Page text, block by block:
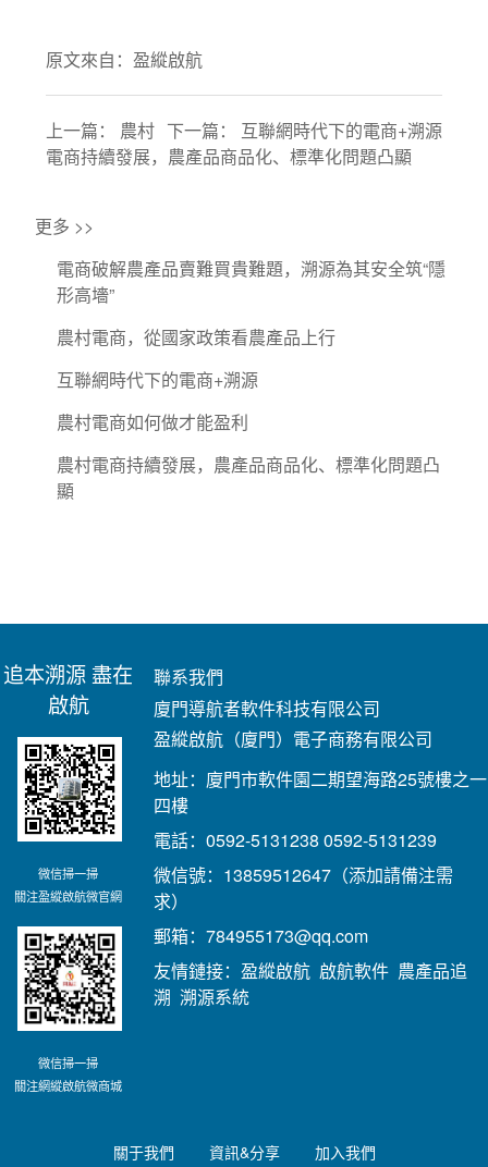
原文來自：盈縱啟航
下一篇： 互聯網時代下的電商+溯源
上一篇： 農村
電商持續發展，農產品商品化、標準化問題凸顯
更多 >>
電商破解農產品賣難買貴難題，溯源為其安全筑“隱
形高墻”
農村電商，從國家政策看農產品上行
互聯網時代下的電商+溯源
農村電商如何做才能盈利
農村電商持續發展，農產品商品化、標準化問題凸
顯
追本溯源 盡在
啟航
微信掃一掃
關注盈縱啟航微官網
微信掃一掃
關注網縱啟航微商城
聯系我們
廈門導航者軟件科技有限公司
盈縱啟航（廈門）電子商務有限公司
地址：廈門市軟件園二期望海路25號樓之一
四樓
電話：0592-5131238 0592-5131239
微信號：13859512647（添加請備注需
求）
郵箱：784955173@qq.com
友情鏈接：盈縱啟航 啟航軟件 農產品追
溯 溯源系統
關于我們 資訊&分享 加入我們